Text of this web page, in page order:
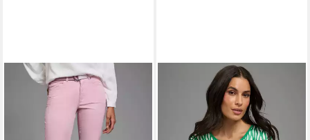
LAURA SCOTTCaprihose
Webhose für Casualmode und
Streetwear, femininer Stil
ab 28,97 € UVP49,99 €
LAURA SCOTTShirtbluse im
Materialmix mit Satin,
verschiedene Muster für
jeden Geschmack, femininer
ab 16,90 € UVP39,99 €